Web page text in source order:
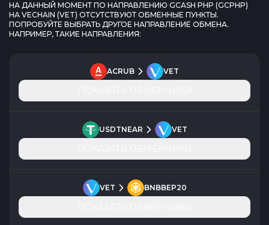
НА ДАННЫЙ МОМЕНТ ПО НАПРАВЛЕНИЮ GCASH PHP (GCPHP)
НА VECHAIN (VET) ОТСУТСТВУЮТ ОБМЕННЫЕ ПУНКТЫ.
ПОПРОБУЙТЕ ВЫБРАТЬ ДРУГОЕ НАПРАВЛЕНИЕ ОБМЕНА.
НАПРИМЕР, ТАКИЕ НАПРАВЛЕНИЯ:
ACRUB VET
USDTNEAR VET
VET BNBBEP20